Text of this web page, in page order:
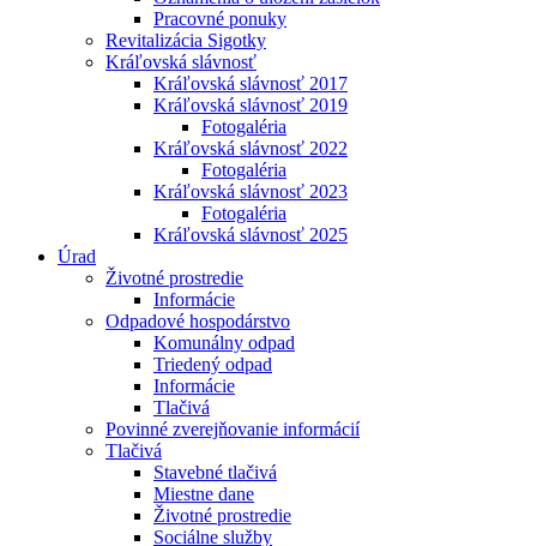
Pracovné ponuky
Revitalizácia Sigotky
Kráľovská slávnosť
Kráľovská slávnosť 2017
Kráľovská slávnosť 2019
Fotogaléria
Kráľovská slávnosť 2022
Fotogaléria
Kráľovská slávnosť 2023
Fotogaléria
Kráľovská slávnosť 2025
Úrad
Životné prostredie
Informácie
Odpadové hospodárstvo
Komunálny odpad
Triedený odpad
Informácie
Tlačivá
Povinné zverejňovanie informácií
Tlačivá
Stavebné tlačivá
Miestne dane
Životné prostredie
Sociálne služby